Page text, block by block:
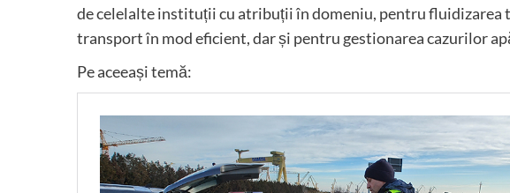
de celelalte instituții cu atribuții în domeniu, pentru fluidizarea
transport în mod eficient, dar și pentru gestionarea cazurilor
Pe aceeași temă: